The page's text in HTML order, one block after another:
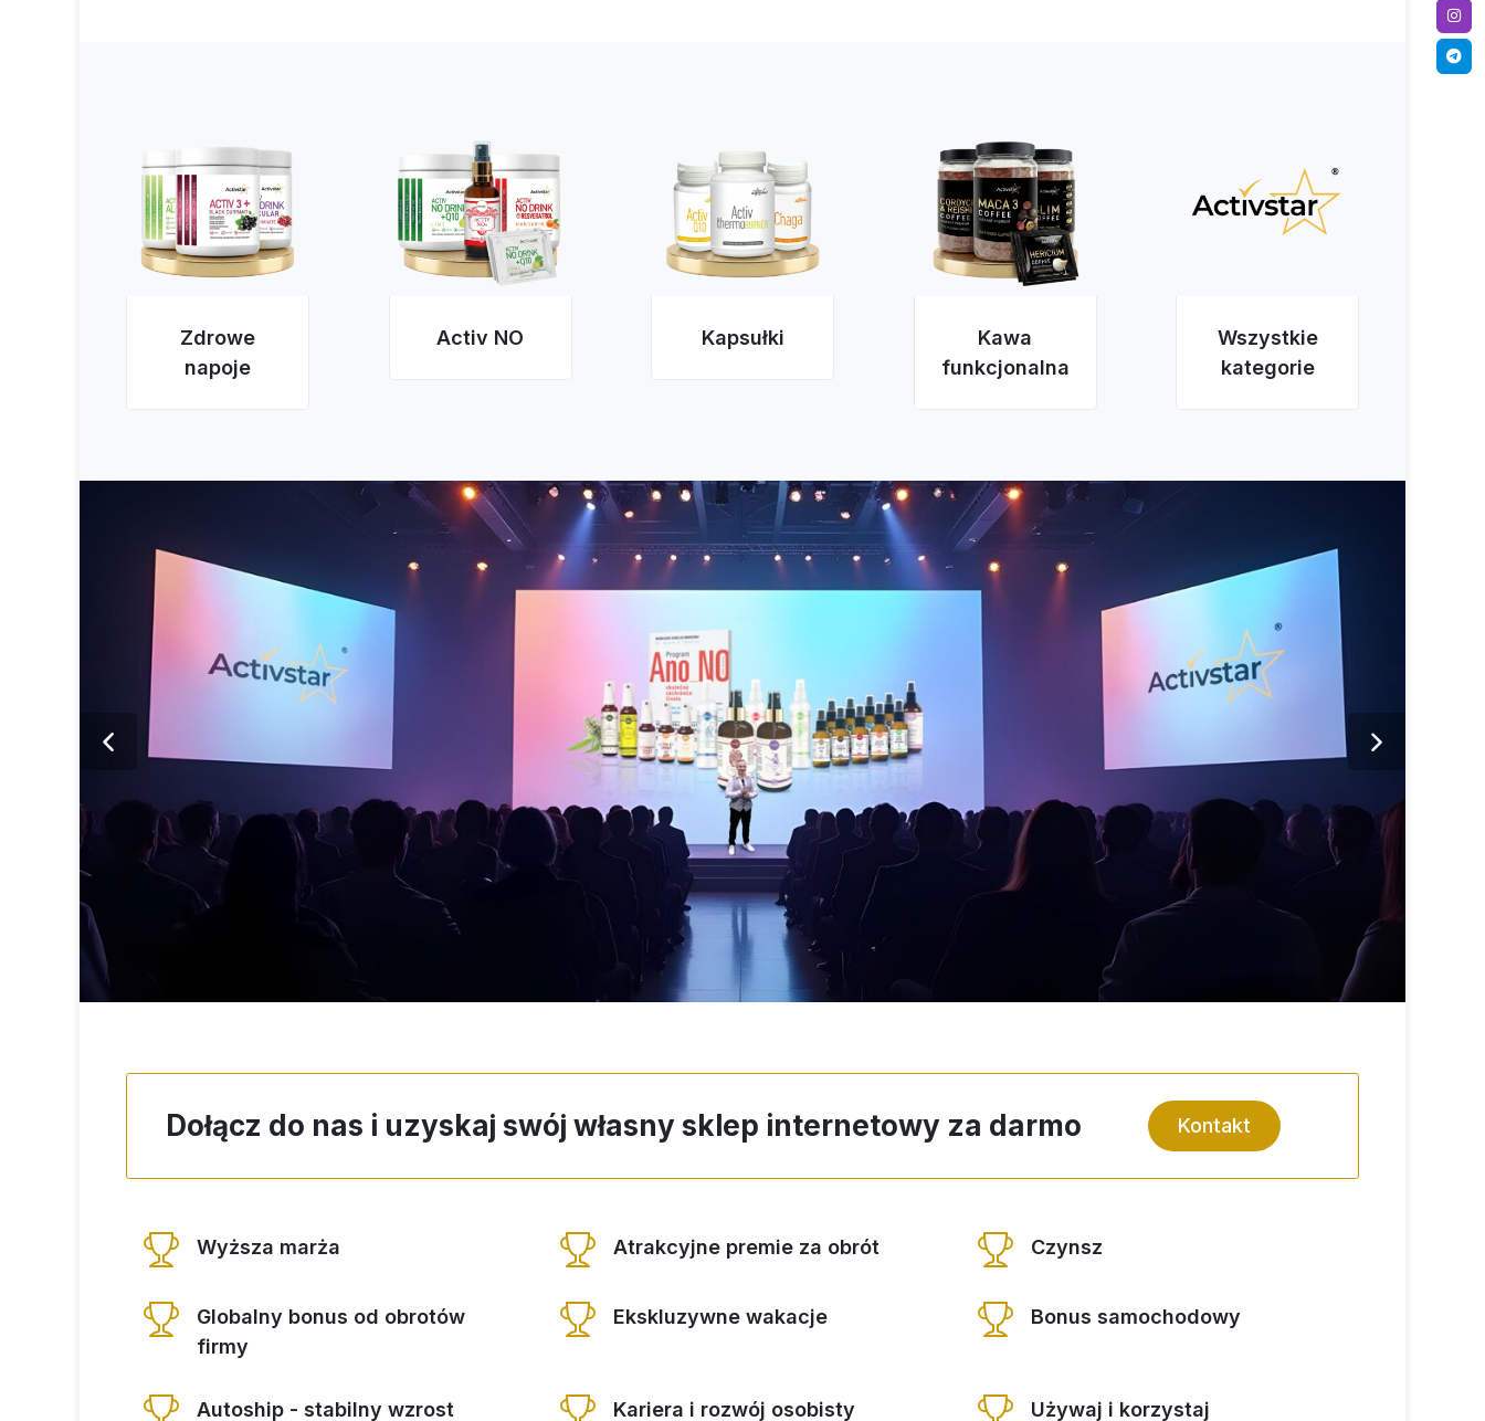
Zdrowe
napoje
Activ NO Kapsułki
Kawa
funkcjonalna
Wszystkie
kategorie
Dołącz do nas i uzyskaj swój własny sklep internetowy za darmo Kontakt
Wyższa marża Atrakcyjne premie za obrót Czynsz
Globalny bonus od obrotów
firmy
Ekskluzywne wakacje Bonus samochodowy
Autoship - stabilny wzrost Kariera i rozwój osobisty Używaj i korzystaj